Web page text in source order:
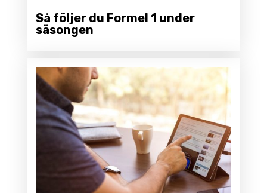
Så följer du Formel 1 under
säsongen